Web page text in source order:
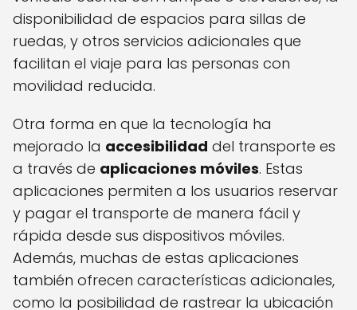
disponibilidad de espacios para sillas de
ruedas, y otros servicios adicionales que
facilitan el viaje para las personas con
movilidad reducida.
Otra forma en que la tecnología ha
mejorado la accesibilidad del transporte es
a través de aplicaciones móviles. Estas
aplicaciones permiten a los usuarios reservar
y pagar el transporte de manera fácil y
rápida desde sus dispositivos móviles.
Además, muchas de estas aplicaciones
también ofrecen características adicionales,
como la posibilidad de rastrear la ubicación